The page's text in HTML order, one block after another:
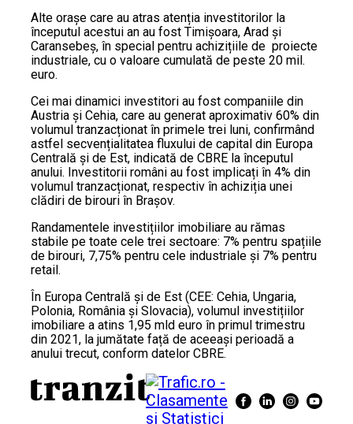
Alte orașe care au atras atenția investitorilor la
începutul acestui an au fost Timișoara, Arad și
Caransebeș, în special pentru achizițiile de proiecte
industriale, cu o valoare cumulată de peste 20 mil.
euro.
Cei mai dinamici investitori au fost companiile din
Austria și Cehia, care au generat aproximativ 60% din
volumul tranzacționat în primele trei luni, confirmând
astfel secvențialitatea fluxului de capital din Europa
Centrală și de Est, indicată de CBRE la începutul
anului. Investitorii români au fost implicați în 4% din
volumul tranzacționat, respectiv în achiziția unei
clădiri de birouri în Brașov.
Randamentele investițiilor imobiliare au rămas
stabile pe toate cele trei sectoare: 7% pentru spațiile
de birouri, 7,75% pentru cele industriale și 7% pentru
retail.
În Europa Centrală și de Est (CEE: Cehia, Ungaria,
Polonia, România și Slovacia), volumul investițiilor
imobiliare a atins 1,95 mld euro în primul trimestru
din 2021, la jumătate față de aceeași perioadă a
anului trecut, conform datelor CBRE.